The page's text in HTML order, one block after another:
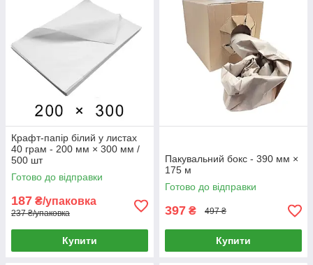
Крафт-папір білий у листах
40 грам - 200 мм × 300 мм /
500 шт
Готово до відправки
187 ₴/упаковка
237 ₴/упаковка
Купити
Пакувальний бокс - 390 мм ×
175 м
Готово до відправки
397 ₴ 497 ₴
Купити